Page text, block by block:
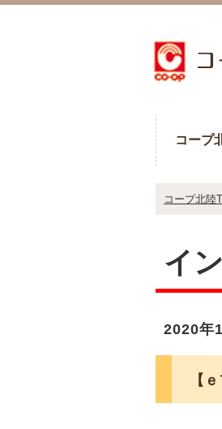
コープ
コープ北陸
イ
2020年
【